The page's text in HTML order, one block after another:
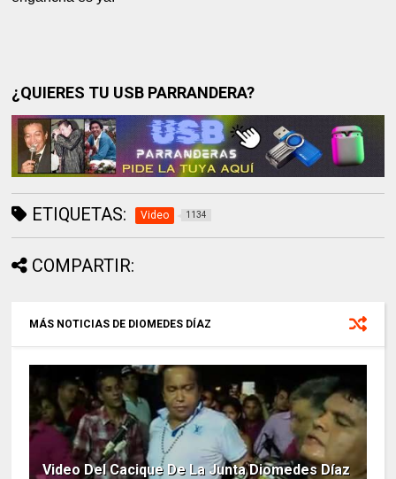
¿QUIERES TU USB PARRANDERA?
ETIQUETAS: Video 1134
COMPARTIR:
MÁS NOTICIAS DE DIOMEDES DÍAZ
Video Del Cacique De La Junta Diomedes Díaz